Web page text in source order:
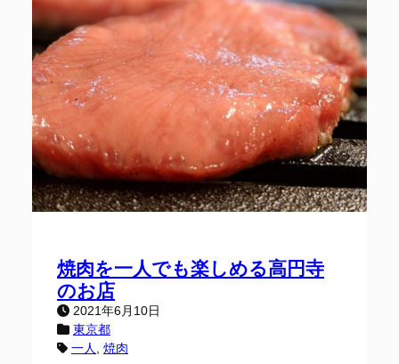
焼肉を一人でも楽しめる高円寺
のお店
2021年6月10日
東京都
一人
焼肉